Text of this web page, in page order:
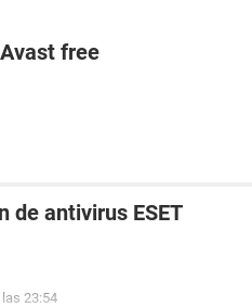
free
de antivirus ESET
23:54